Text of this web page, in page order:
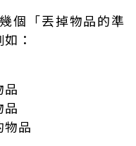
個「丟掉物品的準
：
品
品
物品